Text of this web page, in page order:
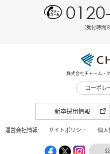
（受付時間
株式会社チャーム・
コーポレ
新卒採用情報
運営会社情報 サイトポリシー 個人